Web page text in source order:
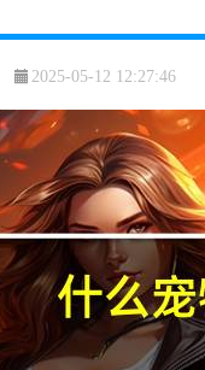
2025-05-12 12:27:46